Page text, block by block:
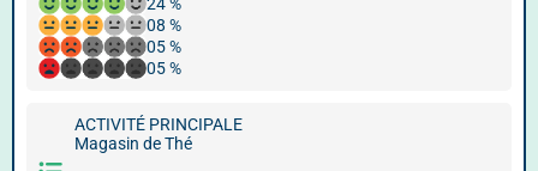
08 %
05 %
05 %
ACTIVITÉ PRINCIPALE
Magasin de Thé